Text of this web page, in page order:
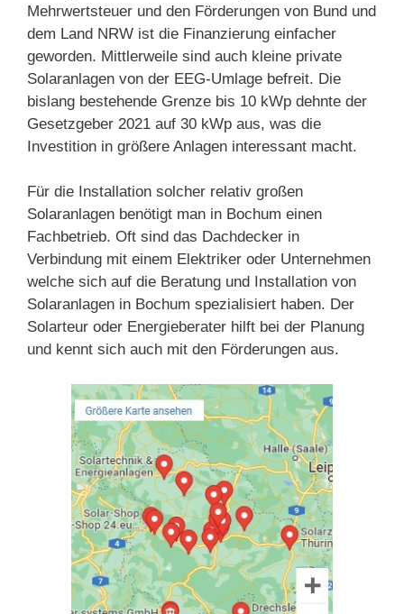
Mehrwertsteuer und den Förderungen von Bund und
dem Land NRW ist die Finanzierung einfacher
geworden. Mittlerweile sind auch kleine private
Solaranlagen von der EEG-Umlage befreit. Die
bislang bestehende Grenze bis 10 kWp dehnte der
Gesetzgeber 2021 auf 30 kWp aus, was die
Investition in größere Anlagen interessant macht.
Für die Installation solcher relativ großen
Solaranlagen benötigt man in Bochum einen
Fachbetrieb. Oft sind das Dachdecker in
Verbindung mit einem Elektriker oder Unternehmen
welche sich auf die Beratung und Installation von
Solaranlagen in Bochum spezialisiert haben. Der
Solarteur oder Energieberater hilft bei der Planung
und kennt sich auch mit den Förderungen aus.